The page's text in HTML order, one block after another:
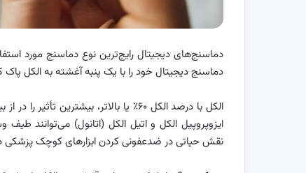
دماسنج‌های دیجیتال رایج‌ترین نوع دماسنج مورد
دماسنج دیجیتال خود را با یک پنبه آغشته به الکل پاک
الکل با درصد الکل ۶۰٪ یا بالاتر،
ایزوپروپیل الکل و اتیل الکل (اتانول) می‌توانند
نقش حیاتی در ضدعفونی کردن ابزارهای کوچک پزشکی